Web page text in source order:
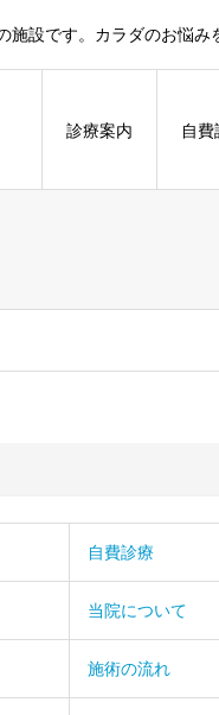
設です。カラダのお悩み
診療案内 自費
自費診療
当院について
施術の流れ